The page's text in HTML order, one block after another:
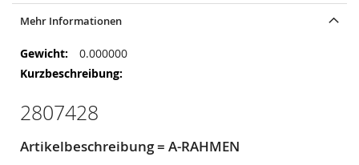
Mehr Informationen
Mehr
Informationen
0.000000
2807428
Artikelbeschreibung = A-RAHMEN